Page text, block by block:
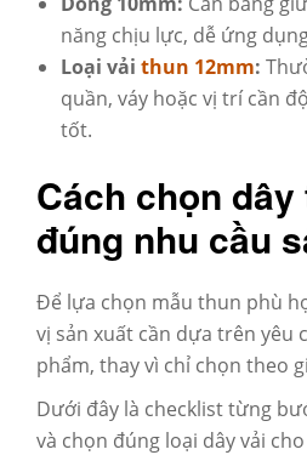
năng chịu lực, dễ ứng
Loại vải thun 12mm:
quần, váy hoặc vị trí cần
tốt.
Cách chọn
đúng nhu cầu
Để lựa chọn mẫu thun phù
vị sản xuất cần dựa trên yêu
phẩm, thay vì chỉ chọn theo
Dưới đây là checklist từng
và chọn đúng loại dây vải